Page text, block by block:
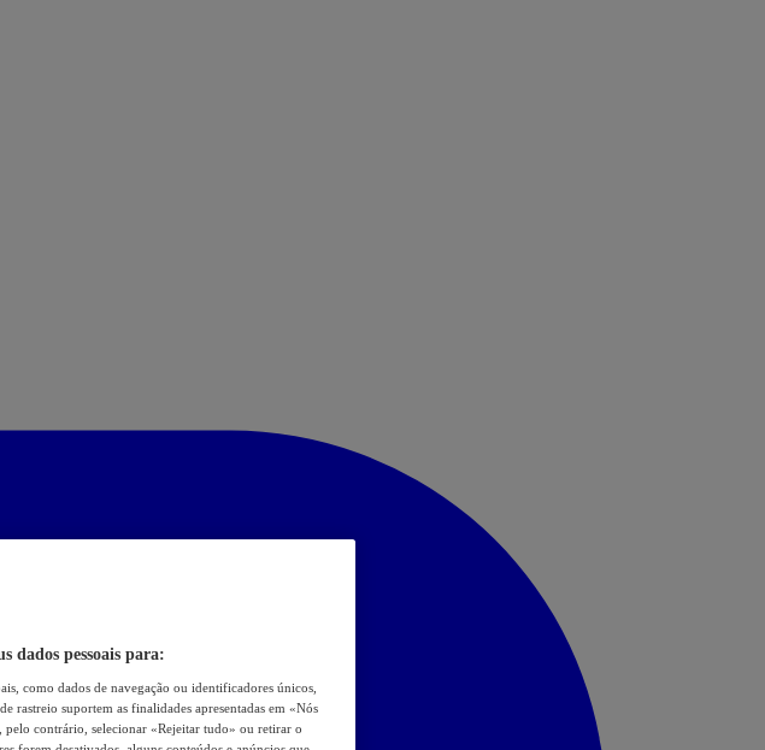
dados pessoais para:
como dados de navegação ou identificadores únicos,
rastreio suportem as finalidades apresentadas em «Nós
pelo contrário, selecionar «Rejeitar tudo» ou retirar o